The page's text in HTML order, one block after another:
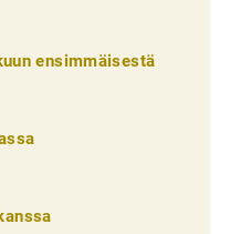
ensimmäisestä